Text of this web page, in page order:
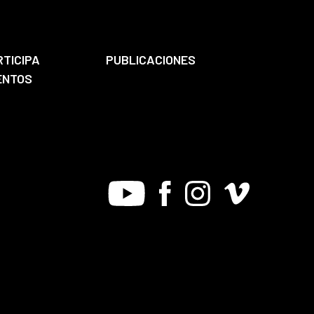
PUBLICACIONES
Youtube FacebookInstagram
Vimeo